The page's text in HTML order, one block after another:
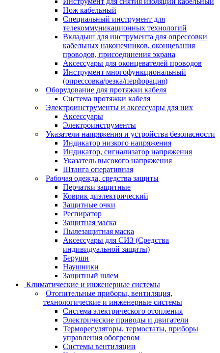
Нож кабельный
Специальный инструмент для
телекоммуникационных технологий
Вкладыш для инструмента для опрессовки
кабельных наконечников, оконцевания
проводов, присоединения экрана
Аксессуары для оконцевателей проводов
Инструмент многофункциональный
(опрессовка/резка/перфорация)
Оборудование для протяжки кабеля
Система протяжки кабеля
Электроинструменты и аксессуары для них
Аксессуары
Электроинструменты
Указатели напряжения и устройства безопасности
Индикатор низкого напряжения
Индикатор, сигнализатор напряжения
Указатель высокого напряжения
Штанга оперативная
Рабочая одежда, средства защиты
Перчатки защитные
Коврик диэлектрический
Защитные очки
Респиратор
Защитная маска
Пылезащитная маска
Аксессуары для СИЗ (Средства
индивидуальной защиты)
Беруши
Наушники
Защитный шлем
Климатические и инженерные системы
Отопительные приборы, вентиляция,
технологические и инженерные системы
Система электрического отопления
Электрические приводы и двигатели
Терморегуляторы, термостаты, приборы
управления обогревом
Системы вентиляции